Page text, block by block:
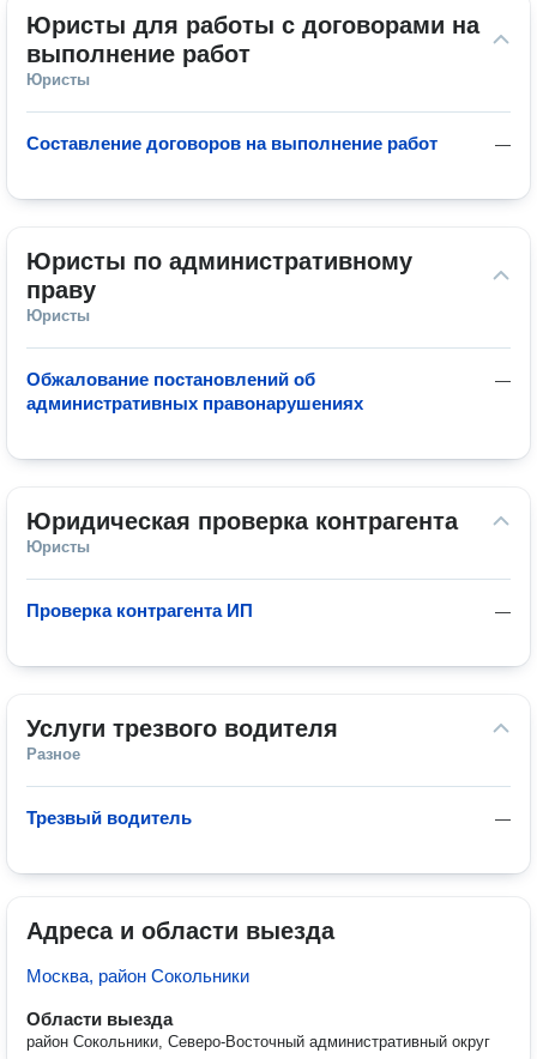
Юристы для работы с договорами на
выполнение работ
Юристы
—
Составление договоров на выполнение работ
Юристы по административному
праву
Юристы
—
Обжалование постановлений об
административных правонарушениях
Юридическая проверка контрагента
Юристы
—
Проверка контрагента ИП
Услуги трезвого водителя
Разное
—
Трезвый водитель
Адреса и области выезда
Москва, район Сокольники
Области выезда
район Сокольники, Северо-Восточный административный округ